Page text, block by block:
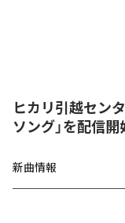
ヒカリ引越セン
ソング」を配信開
新曲情報